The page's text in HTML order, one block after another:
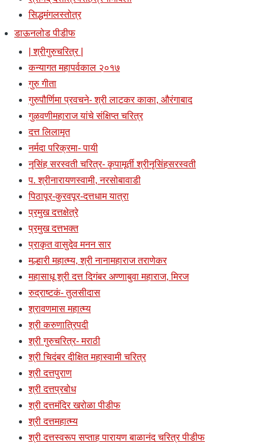
सिद्धमंगलस्तोत्र
डाऊनलोड पीडीफ
| श्रीगुरुचरित्र |
कन्यागत महापर्वकाल २०१७
गुरु गीता
गुरुपौर्णिमा प्रवचने- श्री लाटकर काका, औरंगाबाद
गुळवणीमहाराज यांचे संक्षिप्त चरित्र
दत्त लिलामृत
नर्मदा परिक्रमा- पायी
नृसिंह सरस्वती चरित्र- कृपामूर्ती श्रीनृसिंहसरस्वती
प. श्रीनारायणस्वामी, नरसोबावाडी
पिठापूर-कुरवपूर-दत्तधाम यात्रा
प्रमुख दत्तक्षेत्रे
प्रमुख दत्तभक्त
प्राकृत वासुदेव मनन सार
मल्हारी महात्म्य, श्री नानामहाराज तराणेकर
महासाधू श्री दत्त दिगंबर अण्णाबुवा महाराज, मिरज
रुद्राष्टकं- तुलसीदास
श्रावणमास महात्म्य
श्री करुणात्रिपदी
श्री गुरुचरित्र- मराठी
श्री चिदंबर दीक्षित महास्वामी चरित्र
श्री दत्तपुराण
श्री दत्तप्रबोध
श्री दत्तमंदिर खरोळा पीडीफ
श्री दत्तमहात्म्य
श्री दत्तस्वरूप सप्ताह पारायण बाळानंद चरित्र पीडीफ